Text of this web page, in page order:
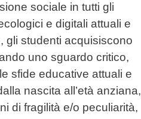
sociale in tutti gli
e digitali attuali e
gli studenti acquisiscono
uno sguardo critico,
sfide educative attuali e
nascita all’età anziana,
di fragilità e/o peculiarità,